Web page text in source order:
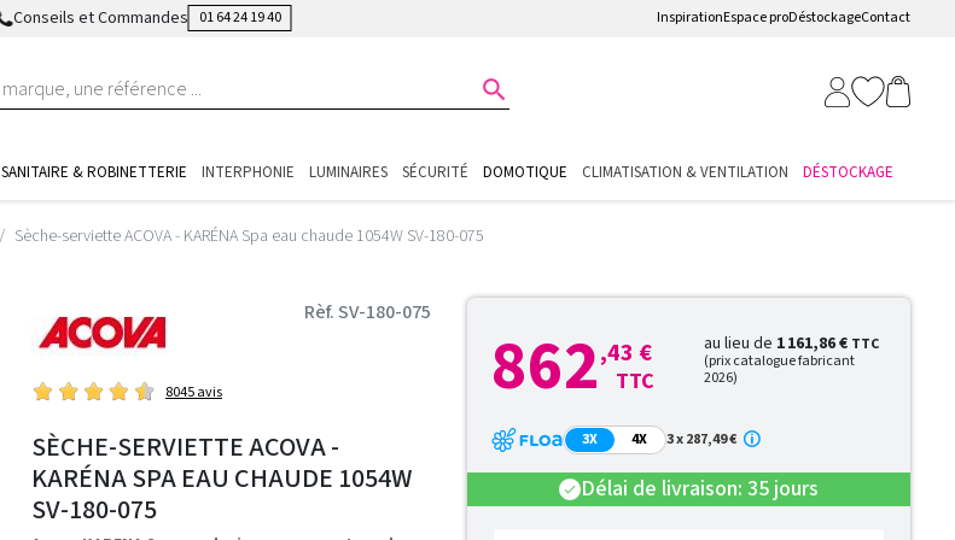
Conseils et Commandes 01 64 24 19 40 InspirationEspace proDéstockageContact

SANITAIRE & ROBINETTERIE INTERPHONIE LUMINAIRES SÉCURITÉ DOMOTIQUE CLIMATISATION & VENTILATION DÉSTOCKAGE
Sèche-serviette ACOVA - KARÉNA Spa eau chaude 1054W SV-180-075
Rèf. SV-180-075
8045 avis
SÈCHE-SERVIETTE ACOVA -
KARÉNA SPA EAU CHAUDE 1054W
SV-180-075
862,43 €
TTC
au lieu de 1 161,86 € TTC
(prix catalogue fabricant
2026)
3X 4X 3 x 287,49 €
check Délai de livraison: 35 jours